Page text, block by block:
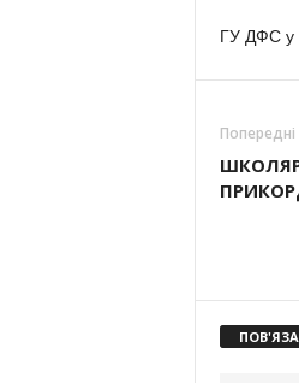
ГУ ДФС у
Попередні